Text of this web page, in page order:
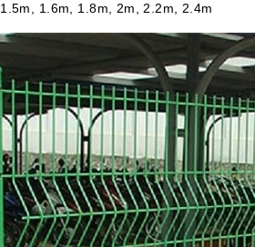
1.6m, 1.8m, 2m, 2.2m, 2.4m